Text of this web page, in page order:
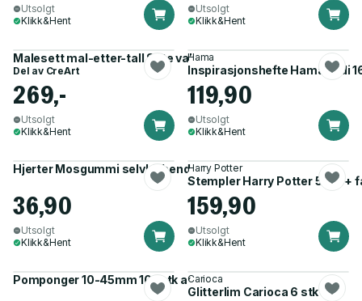
Utsolgt
Klikk&Hent
Utsolgt
Klikk&Hent
Malesett mal-etter-tall Søte valper
Del av CreArt
269,-
Utsolgt
Klikk&Hent
Hama
Inspirasjonshefte Hama Midi
119,90
Utsolgt
Klikk&Hent
Hjerter Mosgummi selvklebende 30stk
36,90
Utsolgt
Klikk&Hent
Harry Potter
Stempler Harry Potter 5 stk +
159,90
Utsolgt
Klikk&Hent
Pomponger 10-45mm 100stk ass. glitter
Carioca
Glitterlim Carioca 6 stk